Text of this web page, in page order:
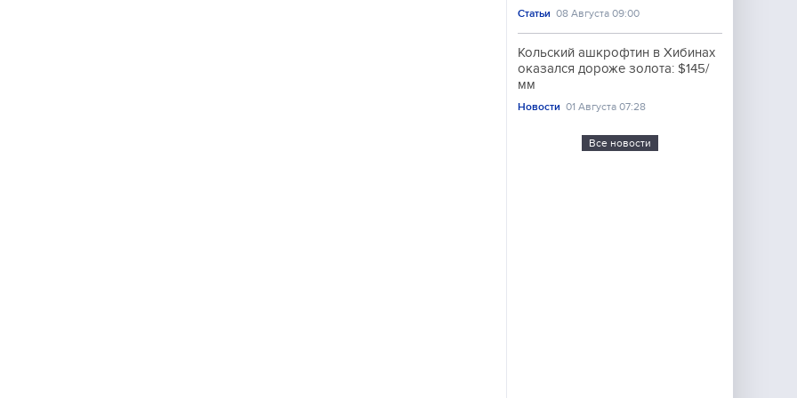
Статьи 08 Августа 09:00
Кольский ашкрофтин в Хибинах
оказался дороже золота: $145/
мм
Новости 01 Августа 07:28
Все новости